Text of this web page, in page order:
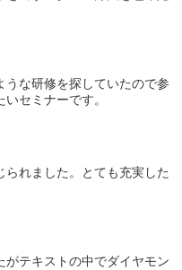
な研修を探していたので参
セミナーです。
れました。とても充実した
テキストの中でダイヤモン